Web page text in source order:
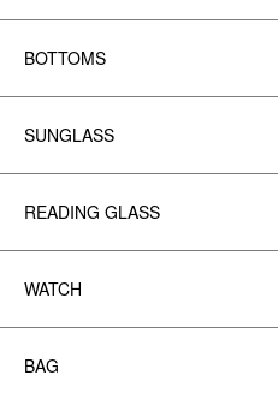
BOTTOMS
SUNGLASS
READING GLASS
WATCH
BAG